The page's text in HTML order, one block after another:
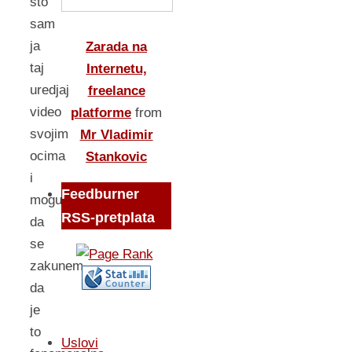
sam
ja
taj
uredjaj
video
svojim
ocima
i
mogu
da
se
zakunem
da
je
to
Zarada na
Internetu,
freelance
platforme from
Mr Vladimir
Stankovic
Feedburner
RSS-pretplata
Uslovi